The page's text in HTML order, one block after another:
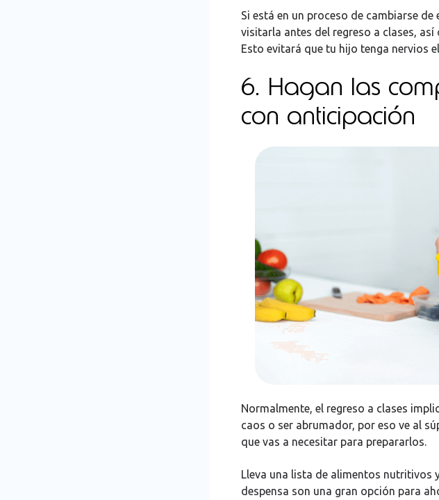
Si está en un proceso de cambiarse
visitarla antes del regreso a clases,
Esto evitará que tu hijo tenga nervios
6. Hagan las
con anticipación
Normalmente, el regreso a clases
caos o ser abrumador, por eso ve al
que vas a necesitar para prepararlos.
Lleva una lista de alimentos nutritivos
despensa son una gran opción para